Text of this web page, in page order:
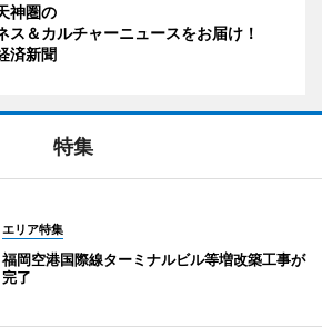
神圏の
ス＆カルチャーニュースをお届け！
済新聞
特集
エリア特集
福岡空港国際線ターミナルビル等増改築工事が
完了